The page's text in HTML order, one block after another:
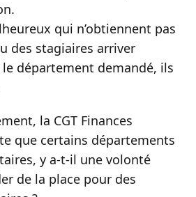
qui n’obtiennent pas
des stagiaires arriver
département demandé, ils
la CGT Finances
que certains départements
y a-t-il une volonté
de la place pour des